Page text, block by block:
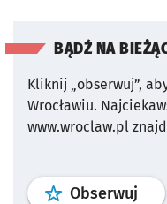
BĄDŹ NA
Kliknij „obserwuj”,
Wrocławiu.
www.wroclaw.pl
Obserwuj profil